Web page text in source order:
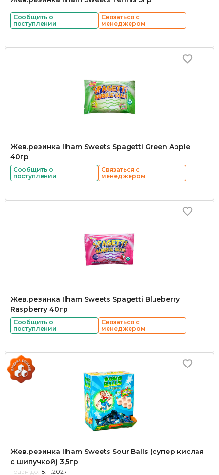
Сообщить о
поступлении
Связаться с
менеджером
Жев.резинка Ilham Sweets Spagetti Green Apple
40гр
Сообщить о
поступлении
Связаться с
менеджером
Жев.резинка Ilham Sweets Spagetti Blueberry
Raspberry 40гр
Сообщить о
поступлении
Связаться с
менеджером
Жев.резинка Ilham Sweets Sour Balls (супер кислая
с шипучкой) 3,5гр
Годен до: 18.11.2027